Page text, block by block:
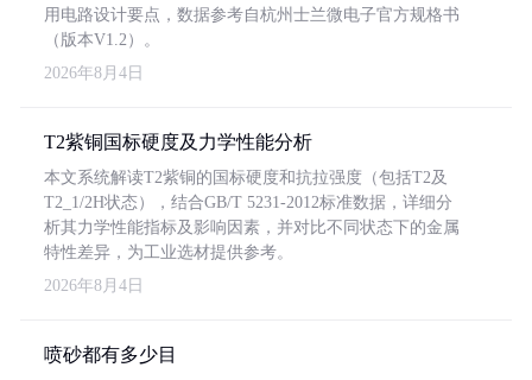
用电路设计要点，数据参考自杭州士兰微电子官方规格书
（版本V1.2）。
2026年8月4日
T2紫铜国标硬度及力学性能分析
本文系统解读T2紫铜的国标硬度和抗拉强度（包括T2及
T2_1/2H状态），结合GB/T 5231-2012标准数据，详细分
析其力学性能指标及影响因素，并对比不同状态下的金属
特性差异，为工业选材提供参考。
2026年8月4日
喷砂都有多少目